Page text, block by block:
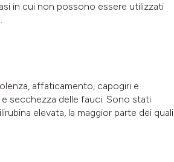
in cui non possono essere utilizzati
affaticamento, capogiri e
secchezza delle fauci. Sono stati
elevata, la maggior parte dei quali